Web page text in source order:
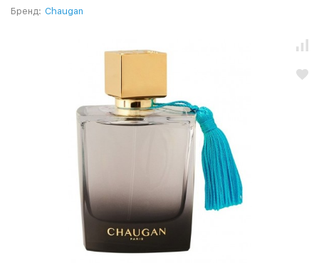
Бренд: Chaugan